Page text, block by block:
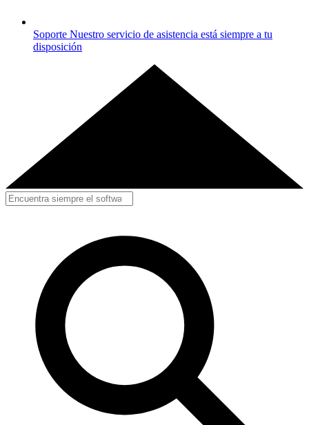
Soporte Nuestro servicio de asistencia está siempre a tu
disposición